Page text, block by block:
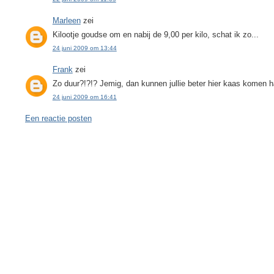
Marleenzei
Kilootje goudse om en nabij de 9,00 per kilo, schat ik zo...
24 juni 2009 om 13:44
Frankzei
Zo duur?!?!? Jemig, dan kunnen jullie beter hier kaas komen
24 juni 2009 om 16:41
Een reactie posten